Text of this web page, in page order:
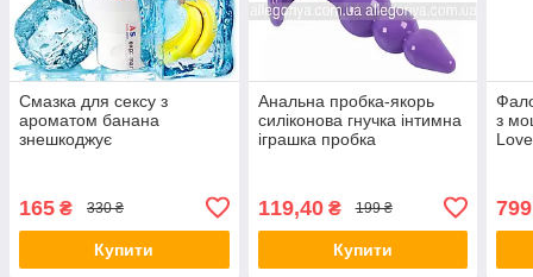
Смазка для сексу з
ароматом банана
знешкоджує
165 ₴ 330 ₴
Купити
Анальна пробка-якорь
силіконова гнучка інтимна
іграшка пробка
119,40₴ 199 ₴
Купити
з